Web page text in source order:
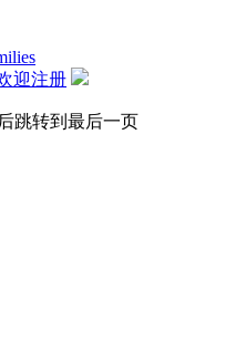
迎注册
跳转到最后一页